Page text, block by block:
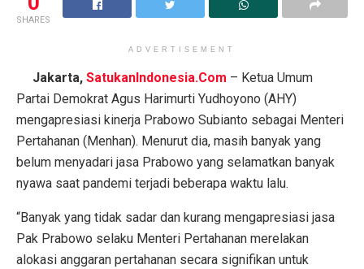
SHARES
ADVERTISEMENT
Jakarta, SatukanIndonesia.Com – Ketua Umum
Partai Demokrat Agus Harimurti Yudhoyono (AHY)
mengapresiasi kinerja Prabowo Subianto sebagai Menteri
Pertahanan (Menhan). Menurut dia, masih banyak yang
belum menyadari jasa Prabowo yang selamatkan banyak
nyawa saat pandemi terjadi beberapa waktu lalu.
“Banyak yang tidak sadar dan kurang mengapresiasi jasa
Pak Prabowo selaku Menteri Pertahanan merelakan
alokasi anggaran pertahanan secara signifikan untuk